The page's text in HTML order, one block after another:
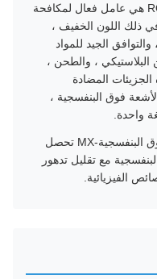
جزيئات الأشعة فوق البنفسجية RQT-MX هي عامل فعال لمكافحة
ذلك اللون الخفيف ،
الجيد للمواد
البلاستيكي ، والطحن ،
المضادة
فوق البنفسجية ،
واحدة.
المنتجات البلاستيكية المعالجة بأشعة فوق البنفسجية-MX تحصل
مع تقليل تدهور
الفيزيائية.